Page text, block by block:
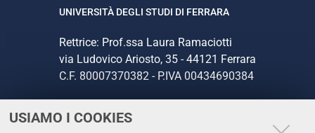
USIAMO I COOKIES
UNIVERSITÀ DEGLI STUDI DI FERRARA
Rettrice: Prof.ssa Laura Ramaciotti
via Ludovico Ariosto, 35 - 44121 Ferrara
C.F. 80007370382 - P.IVA 00434690384
CONTATTI